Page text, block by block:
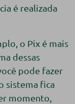
é realizada
o Pix é mais
dessas
pode fazer
sistema fica
momento,